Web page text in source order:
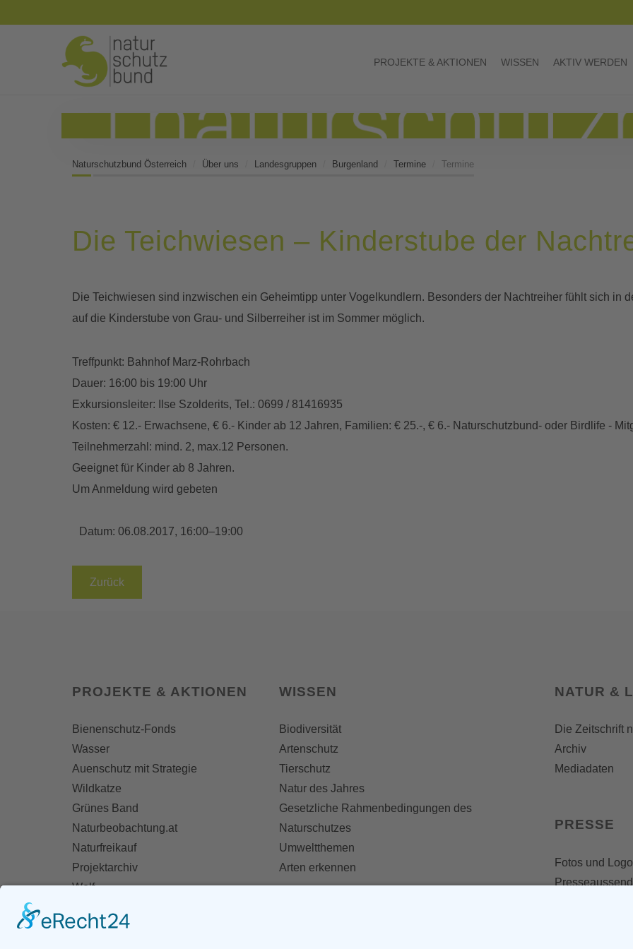
PROJEKTE & AKTIONEN WISSEN AKTIV WERDEN
Naturschutzbund Österreich Über uns Landesgruppen Burgenland Termine Termine
Die Teichwiesen – Kinderstube der
Die Teichwiesen sind inzwischen ein Geheimtipp unter Vogelkundlern. Besonders der Nachtreiher fühlt sich in
auf die Kinderstube von Grau- und Silberreiher ist im Sommer möglich.
Treffpunkt: Bahnhof Marz-Rohrbach
Dauer: 16:00 bis 19:00 Uhr
Exkursionsleiter: Ilse Szolderits, Tel.: 0699 / 81416935
Kosten: € 12.- Erwachsene, € 6.- Kinder ab 12 Jahren, Familien: € 25.-, € 6.- Naturschutzbund- oder Birdlife -
Teilnehmerzahl: mind. 2, max.12 Personen.
Geeignet für Kinder ab 8 Jahren.
Um Anmeldung wird gebeten
Datum: 06.08.2017, 16:00–19:00
Zurück
PROJEKTE & AKTIONEN
Bienenschutz-Fonds
Wasser
Auenschutz mit Strategie
Wildkatze
Grünes Band
Naturbeobachtung.at
Naturfreikauf
Projektarchiv
Wolf
WISSEN
Biodiversität
Artenschutz
Tierschutz
Natur des Jahres
Gesetzliche Rahmenbedingungen des
Naturschutzes
Umweltthemen
Arten erkennen
NATUR &
Die Zeitschrift
Archiv
Mediadaten
PRESSE
Fotos und